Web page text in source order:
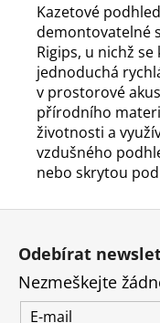
Kazetové
demontovatelné
Rigips, u nichž
jednoduchá
v prostorové
přírodního
životnosti a
vzdušného
nebo skrytou
Z
Odebírat
Nezmeškejte
E-mail